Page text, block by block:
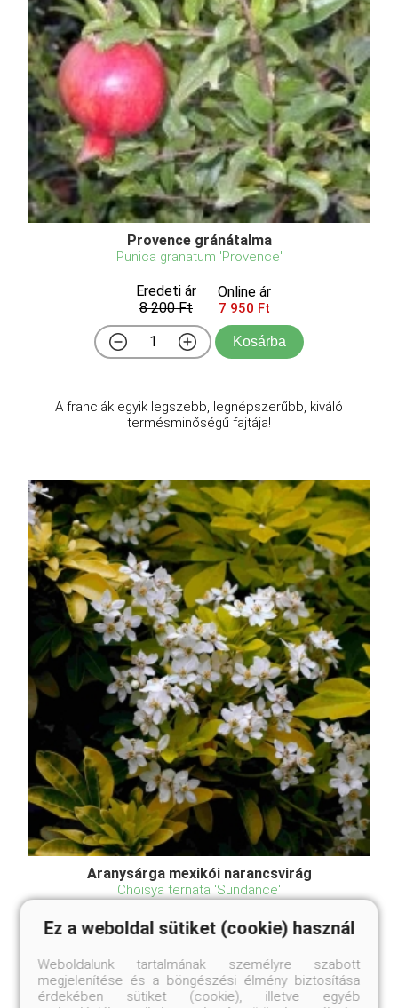
Provence gránátalma
Punica granatum 'Provence'
Eredeti ár
8 200 Ft
Online ár
7 950 Ft
Kosárba
A franciák egyik legszebb, legnépszerűbb, kiváló
termésminőségű fajtája!
Aranysárga mexikói narancsvirág
Choisya ternata 'Sundance'
Eredeti ár
Online ár
3 900 Ft
Kosárba
Ez a weboldal sütiket (cookie) használ
Weboldalunk tartalmának személyre szabott
megjelenítése és a böngészési élmény biztosítása
érdekében sütiket (cookie), illetve egyéb